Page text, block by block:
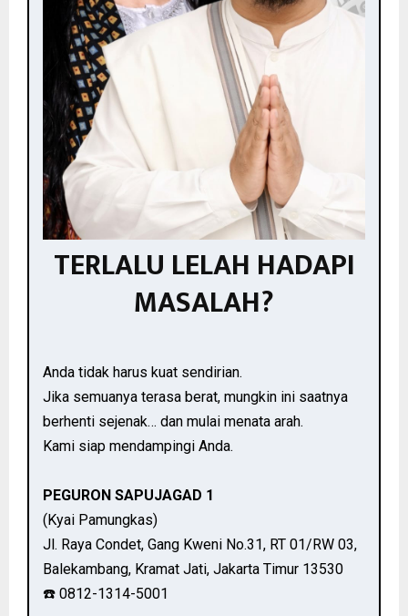
TERLALU LELAH HADAPI
MASALAH?
Anda tidak harus kuat sendirian.
Jika semuanya terasa berat, mungkin ini saatnya
berhenti sejenak… dan mulai menata arah.
Kami siap mendampingi Anda.
PEGURON SAPUJAGAD 1
(Kyai Pamungkas)
Jl. Raya Condet, Gang Kweni No.31, RT 01/RW 03,
Balekambang, Kramat Jati, Jakarta Timur 13530
☎️ 0812-1314-5001